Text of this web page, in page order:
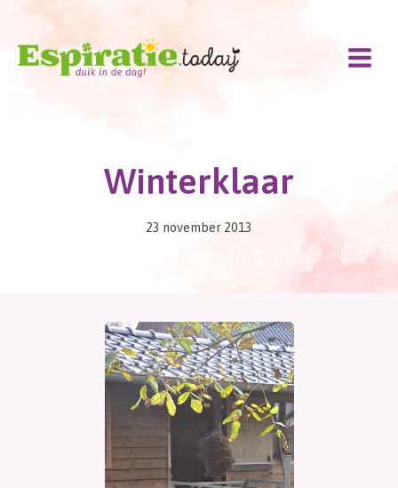
Doorgaan
inhoud
Winterklaar
23 november 2013